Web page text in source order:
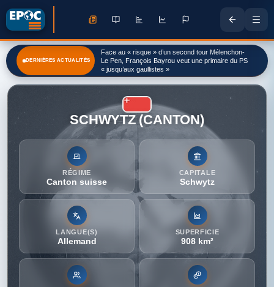
DERNIÈRES ACTUALITÉS
Colombie: le premier jour au pouvoir du président
Abelardo de la Espriella marqué par deux attaques
SCHWYTZ (CANTON)
RÉGIME
Canton suisse
CAPITALE
Schwytz
LANGUE(S)
Allemand
SUPERFICIE
908 km²